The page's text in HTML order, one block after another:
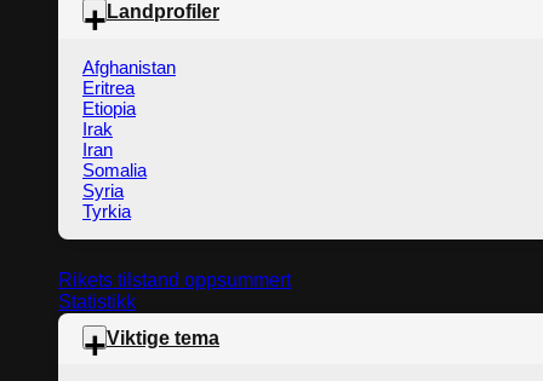
Landprofiler
Afghanistan
Eritrea
Etiopia
Irak
Iran
Somalia
Syria
Tyrkia
Rikets tilstand oppsummert
Statistikk
Viktige tema